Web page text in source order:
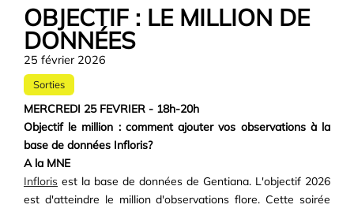
OBJECTIF : LE MILLION DE
DONNÉES
25 février 2026
Sorties
MERCREDI 25 FEVRIER - 18h-20h
Objectif le million : comment ajouter vos observations à la
base de données Infloris?
A la MNE
Infloris est la base de données de Gentiana. L'objectif 2026
est d'atteindre le million d'observations flore. Cette soirée